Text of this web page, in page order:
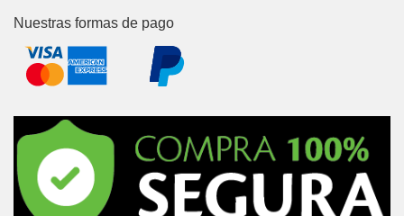
Nuestras formas de pago